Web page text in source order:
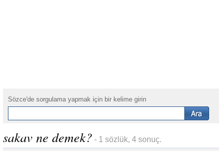
Sözce'de sorgulama yapmak için bir kelime girin
sakav ne demek? - 1 sözlük, 4 sonuç.